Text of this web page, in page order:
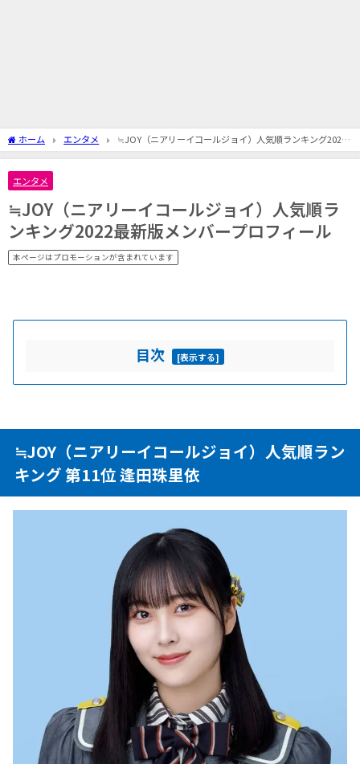
ホーム エンタメ
≒JOY（ニアリーイコールジョイ）人気順ランキング2022
最新版メンバープロフィール
エンタメ
≒JOY（ニアリーイコールジョイ）人気順ラ
ンキング2022最新版メンバープロフィール
本ページはプロモーションが含まれています
目次 [表示する]
≒JOY（ニアリーイコールジョイ）人気順ラン
キング 第11位 逢田珠里依